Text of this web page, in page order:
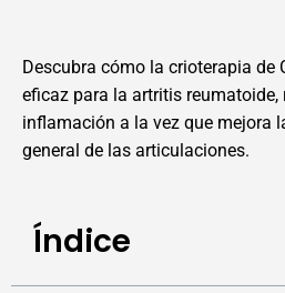
Descubra cómo la crioterapia de
eficaz para la artritis reumatoide,
inflamación a la vez que mejora
general de las articulaciones.
Índice